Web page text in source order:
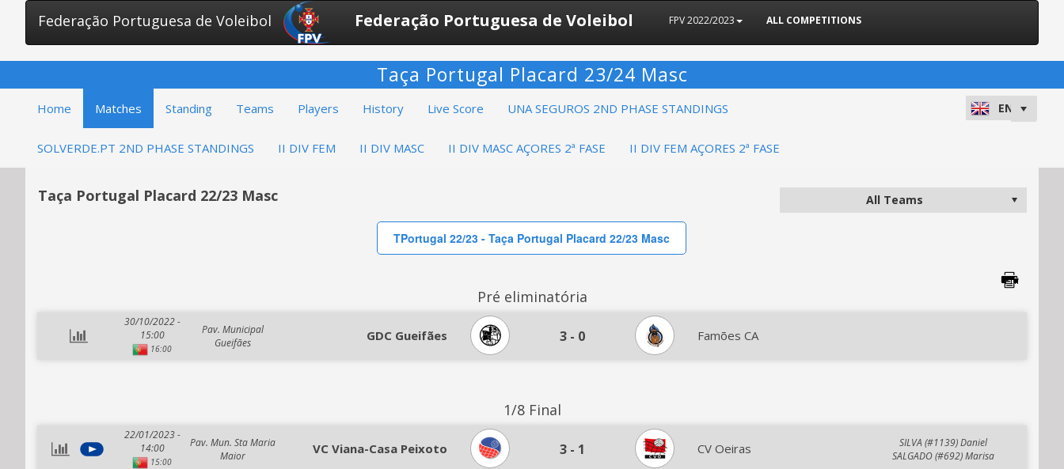
Federação Portuguesa de Voleibol Federação Portuguesa de Voleibol FPV 2022/2023 ALL COMPETITIONS
Taça Portugal Placard 23/24 Masc
Home Matches Standing Teams Players History Live Score UNA SEGUROS 2ND PHASE STANDINGS
SOLVERDE.PT 2ND PHASE STANDINGS II DIV FEM II DIV MASC II DIV MASC AÇORES 2ª FASE II DIV FEM AÇORES 2ª FASE
Taça Portugal Placard 22/23 Masc
TPortugal 22/23 - Taça Portugal Placard 22/23 Masc
Pré eliminatória
30/10/2022 -
15:00
16:00
Pav. Municipal
Gueifães
GDC Gueifães 3 - 0 Famões CA
1/8 Final
22/01/2023 -
14:00
15:00
Pav. Mun. Sta Maria
Maior
VC Viana-Casa Peixoto 3 - 1 CV Oeiras
SILVA (#1139) Daniel
SALGADO (#692) Marisa